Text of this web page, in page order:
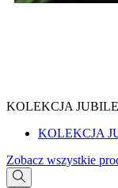
KOLEKCJA
KOLEKCJA
Zobacz wszystkie